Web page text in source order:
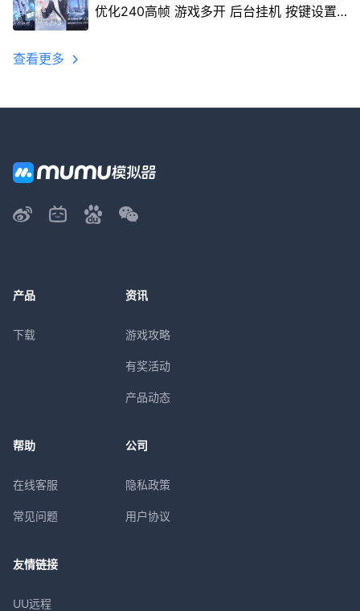
优化240高帧 游戏多开 后台挂机 按键设置
查看更多
产品
下载
资讯
游戏攻略
有奖活动
产品动态
帮助
在线客服
常见问题
公司
隐私政策
用户协议
友情链接
UU远程